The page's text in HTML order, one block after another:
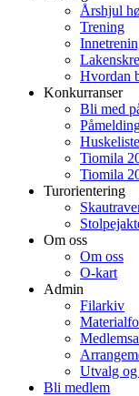
Årshjul
Trening
Hvordan
Konkurranser
Bli med
Tiomila
Tiomila
Turorientering
Om oss
Om oss
O-kart
Admin
Filarkiv
Utvalg
Bli medlem